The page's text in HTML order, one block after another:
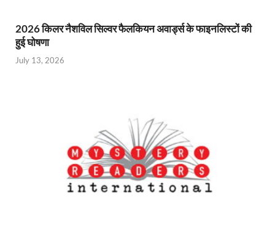
2026 किलर नैशविल सिल्वर फैलकियन अवार्ड्स के फाइनलिस्टों की
हुई घोषणा
July 13, 2026